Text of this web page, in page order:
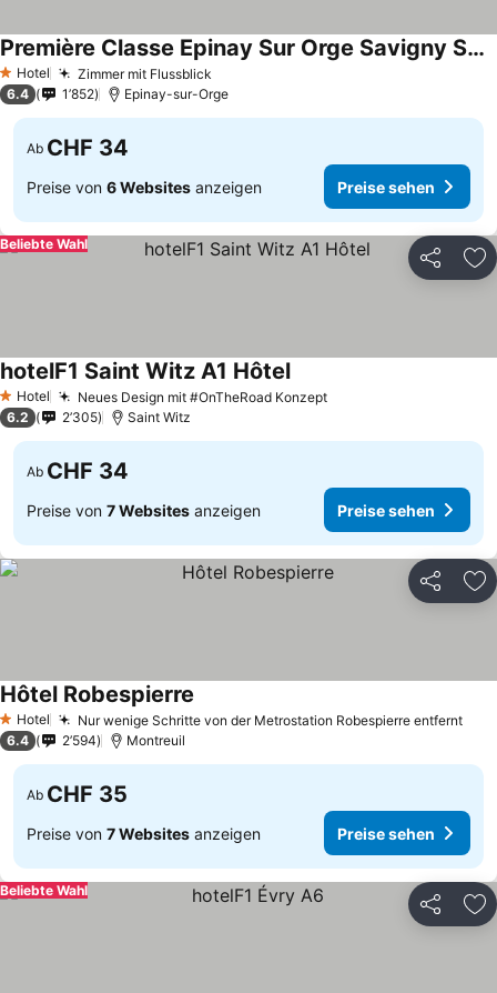
1 Sterne
Hotel Zimmer mit Flussblick
Première Classe Epinay Sur Orge Savigny Sur Orge
Preise sehen
6.4 1’852 Epinay-sur-Orge
Ab CHF 34
Preise von 6 Websites anzeigen Preise sehen
Teilen
Beliebte Wahl
1 Sterne
Hotel Neues Design mit #OnTheRoad KonzeptPreise sehen
hotelF1 Saint Witz A1 HôtelPreise sehen
6.2 2’305 Saint Witz
Ab CHF 34
Preise von 7 Websites anzeigen Preise sehen
Teilen
1 Sterne
Hotel Nur wenige Schritte von der Metrostation Robespierre entfernt
Hôtel Robespierre
6.4 2’594 Montreuil
Ab CHF 35
Preise von 7 Websites anzeigen Preise sehen
Teilen
Beliebte Wahl